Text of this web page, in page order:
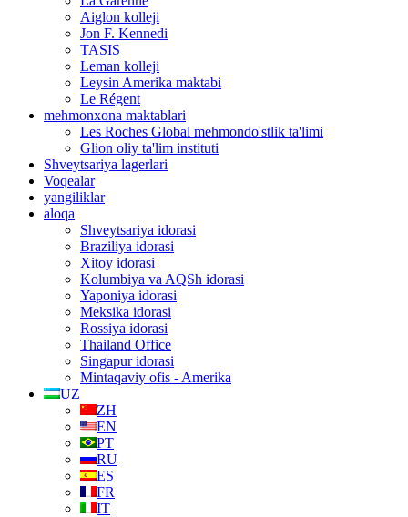
Aiglon kolleji
Jon F. Kennedi
TASIS
Leman kolleji
Leysin Amerika maktabi
Le Régent
mehmonxona maktablari
Les Roches Global mehmondo'stlik ta'limi
Glion oliy ta'lim instituti
Shveytsariya lagerlari
Voqealar
yangiliklar
aloqa
Shveytsariya idorasi
Braziliya idorasi
Xitoy idorasi
Kolumbiya va AQSh idorasi
Yaponiya idorasi
Meksika idorasi
Rossiya idorasi
Thailand Office
Singapur idorasi
Mintaqaviy ofis - Amerika
UZ
ZH
EN
PT
RU
ES
FR
IT